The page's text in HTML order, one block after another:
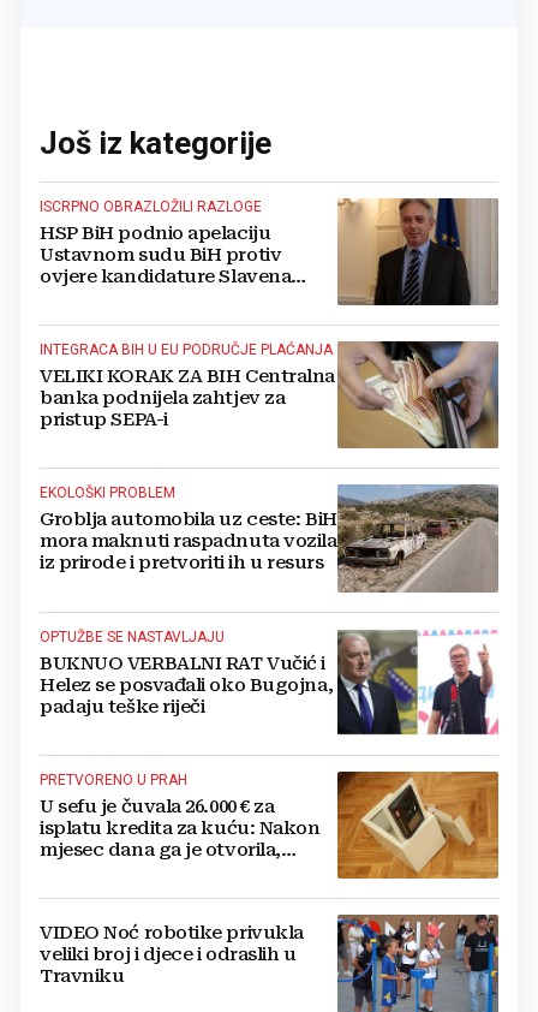
Još iz kategorije
ISCRPNO OBRAZLOŽILI RAZLOGE
HSP BiH podnio apelaciju
Ustavnom sudu BiH protiv
ovjere kandidature Slavena
INTEGRACA BIH U EU PODRUČJE PLAĆANJA
VELIKI KORAK ZA BIH Centralna
banka podnijela zahtjev za
pristup SEPA-i
EKOLOŠKI PROBLEM
Groblja automobila uz ceste: BiH
mora maknuti raspadnuta vozila
iz prirode i pretvoriti ih u resurs
OPTUŽBE SE NASTAVLJAJU
BUKNUO VERBALNI RAT Vučić i
Helez se posvađali oko Bugojna,
padaju teške riječi
PRETVORENO U PRAH
U sefu je čuvala 26.000 € za
isplatu kredita za kuću: Nakon
mjesec dana ga je otvorila,
VIDEO Noć robotike privukla
veliki broj i djece i odraslih u
Travniku